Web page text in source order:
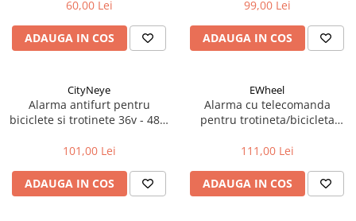
Aparatori noroi bicicleta
Lumini bicicleta
Computer bicicleta
Placute frana bicicleta
Saboti frana bicicleta
Adaptoare frana bicicleta
Frane pe disc
Frane pe janta
Roti bicicleta
Faruri si lumini
Senzori
Cabluri si mufe
Componente franare
60,00 Lei
ADAUGA IN COS
99,00 Lei
ADAUGA IN COS
CityNeye
Alarma antifurt pentru
biciclete si trotinete 36v - 48V,
101,00 Lei
ADAUGA IN COS
EWheel
Alarma cu telecomanda
pentru trotineta/bicicleta
111,00 Lei
ADAUGA IN COS